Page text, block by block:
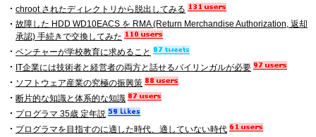
chroot されたディレクトリから脱出してみる
故障した HDD WD10EACS を RMA (Return Merchandise Authorization, 返却
承認) 手続きで交換してみた
ベンチャーが学校教育に求めること
IT企業には技術者と経営者の両方と話せるバイリンガルが必要
ソフトウェア産業の究極の振興策
断片的な知識と体系的な知識
プログラマ 35歳 定年説
プログラマを目指すのに適した時代、適していない時代